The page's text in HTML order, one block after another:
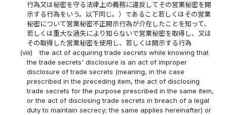
行為又は秘密を守る法律上の義務に違反してその営業秘密を開
示する行為をいう。以下同じ。）であること若しくはその営業
秘密について営業秘密不正開示行為が介在したことを知って、
若しくは重大な過失により知らないで営業秘密を取得し、又は
その取得した営業秘密を使用し、若しくは開示する行為
(viii)
the act of acquiring trade secrets while knowing that
the trade secrets' disclosure is an act of improper
disclosure of trade secrets (meaning, in the case
prescribed in the preceding item, the act of disclosing
trade secrets for the purpose prescribed in the same item,
or the act of disclosing trade secrets in breach of a legal
duty to maintain secrecy; the same applies hereinafter) or